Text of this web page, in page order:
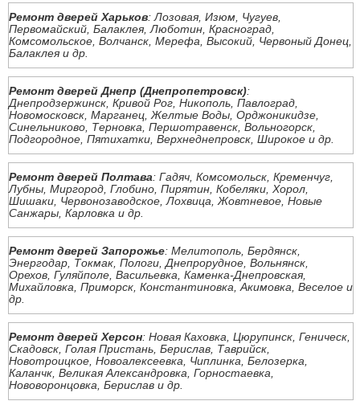
Ремонт дверей Харьков: Лозовая, Изюм, Чугуев,
Первомайский, Балаклея, Люботин, Красноград,
Комсомольское, Волчанск, Мерефа, Высокий, Червоный Донец,
Балаклея и др.
Ремонт дверей Днепр (Днепропетровск):
Днепродзержинск, Кривой Рог, Никополь, Павлоград,
Новомосковск, Марганец, Желтые Воды, Орджоникидзе,
Синельниково, Терновка, Першотравенск, Вольногорск,
Подгородное, Пятихатки, Верхнеднепровск, Широкое и др.
Ремонт дверей Полтава: Гадяч, Комсомольск, Кременчуг,
Лубны, Миргород, Глобино, Пирятин, Кобеляки, Хорол,
Шишаки, Червонозаводское, Лохвица, Жовтневое, Новые
Санжары, Карловка и др.
Ремонт дверей Запорожье: Мелитополь, Бердянск,
Энергодар, Токмак, Пологи, Днепрорудное, Вольнянск,
Орехов, Гуляйполе, Васильевка, Каменка-Днепровская,
Михайловка, Приморск, Константиновка, Акимовка, Веселое и
др.
Ремонт дверей Херсон: Новая Каховка, Цюрупинск, Геническ,
Скадовск, Голая Пристань, Берислав, Таврийск,
Новотроицкое, Новоалексеевка, Чиплинка, Белозерка,
Каланчк, Великая Александровка, Горностаевка,
Нововоронцовка, Берислав и др.